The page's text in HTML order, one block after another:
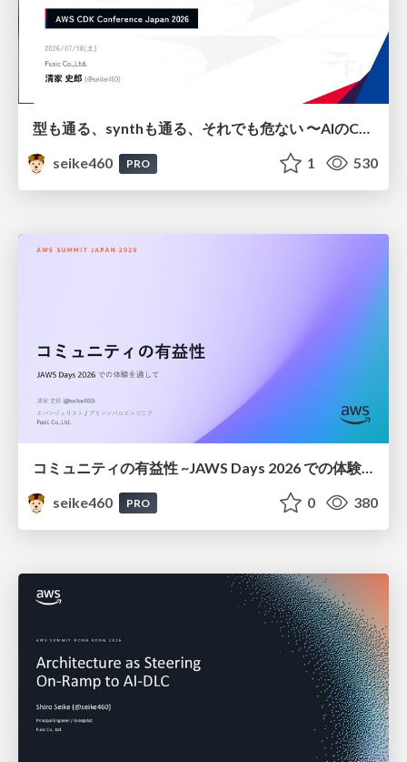
型も通る、synthも通る、それでも危ない 〜AIのCDKの権限とコストを機械で検証する〜 / It Passes Type Checks, It Passes Synth Checks, but It’s Still Risky — Automatically Verifying Permissions and Costs in AI’s CDK —
seike460
PRO 1 530
seike460
PRO 0 380